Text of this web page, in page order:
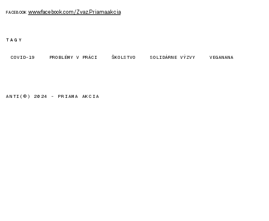
FACEBOOK www.facebook.com/Zvaz.Priama.akcia
TAGY
COVID-19 PROBLÉMY V PRÁCI ŠKOLSTVO SOLIDÁRNE VÝZVY VEGANANA
ANTI(©) 2024 - PRIAMA AKCIA